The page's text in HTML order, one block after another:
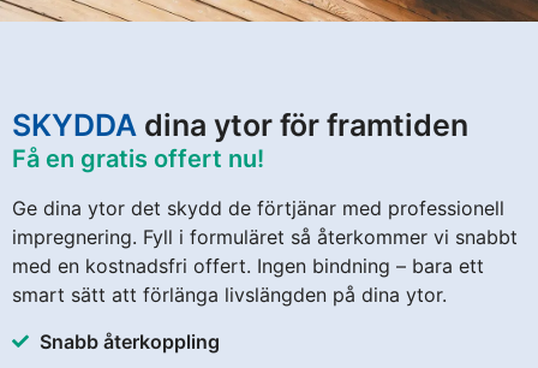
SKYDDA dina ytor för framtiden
Få en gratis offert nu!
Ge dina ytor det skydd de förtjänar med professionell
impregnering. Fyll i formuläret så återkommer vi snabbt
med en kostnadsfri offert. Ingen bindning – bara ett
smart sätt att förlänga livslängden på dina ytor.
Snabb återkoppling